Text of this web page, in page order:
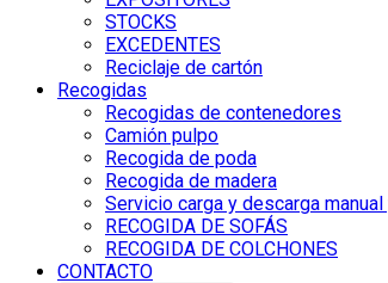
STOCKS
EXCEDENTES
Reciclaje de cartón
Recogidas
Recogidas de contenedores
Camión pulpo
Recogida de poda
Recogida de madera
Servicio carga y descarga
RECOGIDA DE SOFÁS
RECOGIDA DE COLCHONES
CONTACTO